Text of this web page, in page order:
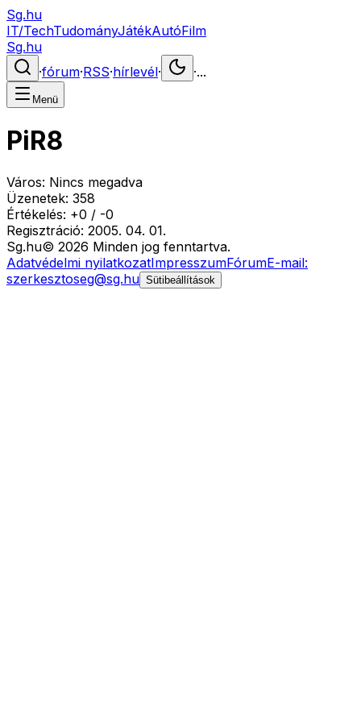
Sg.hu
IT/TechTudományJátékAutóFilm
Sg.hu
·fórum·RSS·hírlevél· ·...
Menü
PiR8
Város: Nincs megadva
Üzenetek: 358
Értékelés: +0 / -0
Regisztráció: 2005. 04. 01.
Sg.hu© 2026 Minden jog fenntartva.
Adatvédelmi nyilatkozatImpresszumFórumE-mail:
szerkesztoseg@sg.hu Sütibeállítások